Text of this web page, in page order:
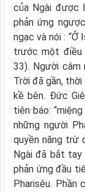
của Ngài được
phản ứng
ngạc và nói :
trước một điều
33). Người
Trời đã gần,
kề bên. Đức
tiên báo:
những người
quyền năng trừ
Ngài đã bắt
phản ứng đầu
Pharisêu.